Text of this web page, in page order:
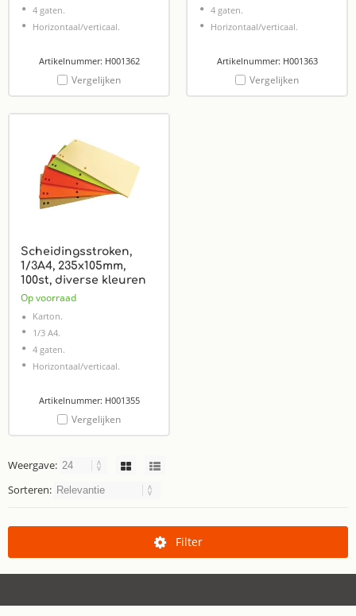
4 gaten.
Horizontaal/verticaal.
Artikelnummer: H001362
Vergelijken
4 gaten.
Horizontaal/verticaal.
Artikelnummer: H001363
Vergelijken
Scheidingsstroken,
1/3A4, 235x105mm,
100st, diverse kleuren
Op voorraad
Karton.
1/3 A4.
4 gaten.
Horizontaal/verticaal.
Artikelnummer: H001355
Vergelijken
Weergave:
Sorteren:
Filter